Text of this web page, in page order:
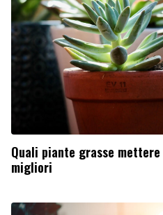
Quali piante grasse
migliori